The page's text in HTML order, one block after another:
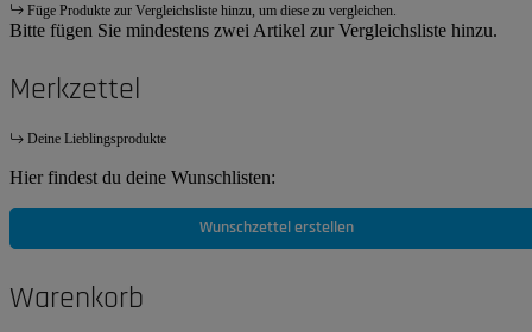
Füge Produkte zur Vergleichsliste hinzu, um diese zu vergleichen.
Bitte fügen Sie mindestens zwei Artikel zur Vergleichsliste hinzu.
Merkzettel
Deine Lieblingsprodukte
Hier findest du deine Wunschlisten:
Wunschzettel erstellen
Warenkorb